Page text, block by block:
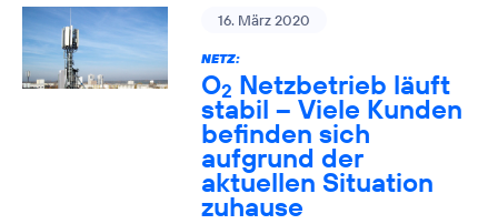
16. März 2020
NETZ:
O2 Netzbetrieb läuft
stabil – Viele Kunden
befinden sich
aufgrund der
aktuellen Situation
zuhause